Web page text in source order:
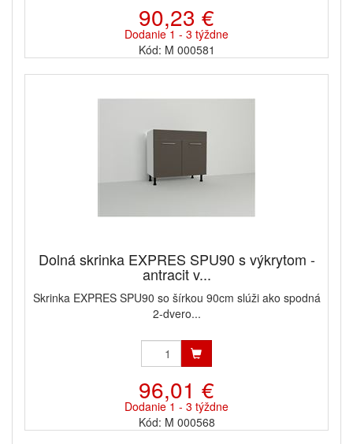
90,23 €
Dodanie 1 - 3 týždne
Kód: M 000581
Dolná skrinka EXPRES SPU90 s výkrytom -
antracit v...
Skrinka EXPRES SPU90 so šírkou 90cm slúži ako spodná
2-dvero...
96,01 €
Dodanie 1 - 3 týždne
Kód: M 000568